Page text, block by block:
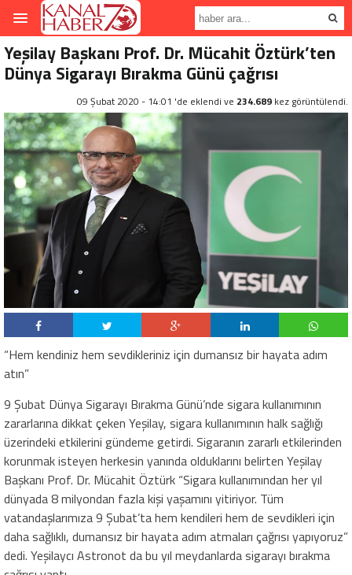
Yeşilay Başkanı Prof. Dr. Mücahit Öztürk’ten
Dünya Sigarayı Bırakma Günü çağrısı
09 Şubat 2020 - 14:01 'de eklendi ve 234.689 kez görüntülendi.
“Hem kendiniz hem sevdikleriniz için dumansız bir hayata adım
atın”
9 Şubat Dünya Sigarayı Bırakma Günü’nde sigara kullanımının
zararlarına dikkat çeken Yeşilay, sigara kullanımının halk sağlığı
üzerindeki etkilerini gündeme getirdi. Sigaranın zararlı etkilerinden
korunmak isteyen herkesin yanında olduklarını belirten Yeşilay
Başkanı Prof. Dr. Mücahit Öztürk “Sigara kullanımından her yıl
dünyada 8 milyondan fazla kişi yaşamını yitiriyor. Tüm
vatandaşlarımıza 9 Şubat’ta hem kendileri hem de sevdikleri için
daha sağlıklı, dumansız bir hayata adım atmaları çağrısı yapıyoruz”
dedi. Yeşilaycı Astronot da bu yıl meydanlarda sigarayı bırakma